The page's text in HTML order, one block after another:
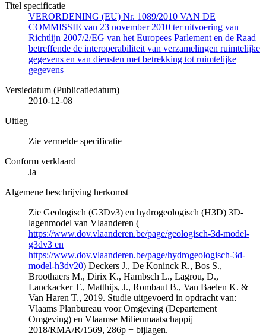
Titel specificatie
VERORDENING (EU) Nr. 1089/2010 VAN DE
COMMISSIE van 23 november 2010 ter uitvoering van
Richtlijn 2007/2/EG van het Europees Parlement en de Raad
betreffende de interoperabiliteit van verzamelingen ruimtelijke
gegevens en van diensten met betrekking tot ruimtelijke
gegevens
Versiedatum (Publicatiedatum)
2010-12-08
Uitleg
Zie vermelde specificatie
Conform verklaard
Ja
Algemene beschrijving herkomst
Zie Geologisch (G3Dv3) en hydrogeologisch (H3D) 3D-
lagenmodel van Vlaanderen (
https://www.dov.vlaanderen.be/page/geologisch-3d-model-
g3dv3 en
https://www.dov.vlaanderen.be/page/hydrogeologisch-3d-
model-h3dv20) Deckers J., De Koninck R., Bos S.,
Broothaers M., Dirix K., Hambsch L., Lagrou, D.,
Lanckacker T., Matthijs, J., Rombaut B., Van Baelen K. &
Van Haren T., 2019. Studie uitgevoerd in opdracht van:
Vlaams Planbureau voor Omgeving (Departement
Omgeving) en Vlaamse Milieumaatschappij
2018/RMA/R/1569, 286p + bijlagen.